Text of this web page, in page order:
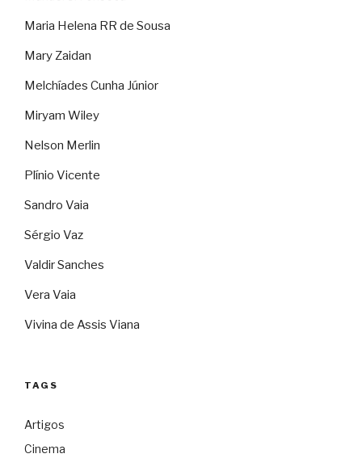
Maria Helena RR de Sousa
Mary Zaidan
Melchíades Cunha Júnior
Miryam Wiley
Nelson Merlin
Plínio Vicente
Sandro Vaia
Sérgio Vaz
Valdir Sanches
Vera Vaia
Vivina de Assis Viana
TAGS
Artigos
Cinema